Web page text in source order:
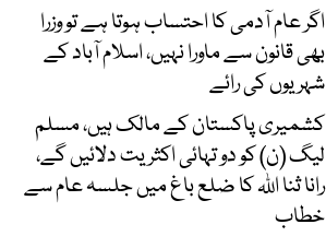
اگر عام آدمی کا احتساب ہوتا ہے تو وزرا
بھی قانون سے ماورا نہیں، اسلام آباد کے
شہریوں کی رائے
کشمیری پاکستان کے مالک ہیں، مسلم
لیگ (ن) کو دو تہائی اکثریت دلائیں گے،
رانا ثنا اللہ کا ضلع باغ میں جلسہ عام سے
خطاب